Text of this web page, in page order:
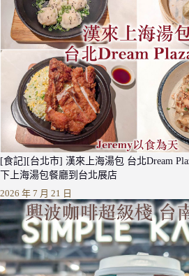
[食記][台北市] 漢來上海湯包 台北Dream
下上海湯包餐廳到台北展店
2026 年 7 月 21 日